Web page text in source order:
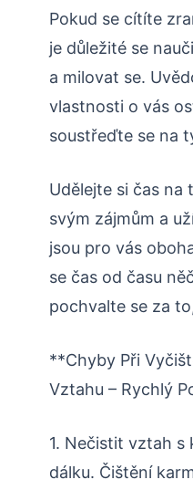
Pokud se cítíte
je důležité se
a milovat se.
vlastnosti o vás
soustřeďte se na
Udělejte si čas na
svým zájmům a
jsou pro vás
se čas od času
pochvalte se za
**Chyby Při
Vztahu – Rychlý
1. Nečistit vztah s
dálku. Čištění